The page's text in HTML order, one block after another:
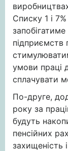
Списку 1 і
умови праці
сплачувати
По-друге,
року за
будуть
пенсійних
захищеність